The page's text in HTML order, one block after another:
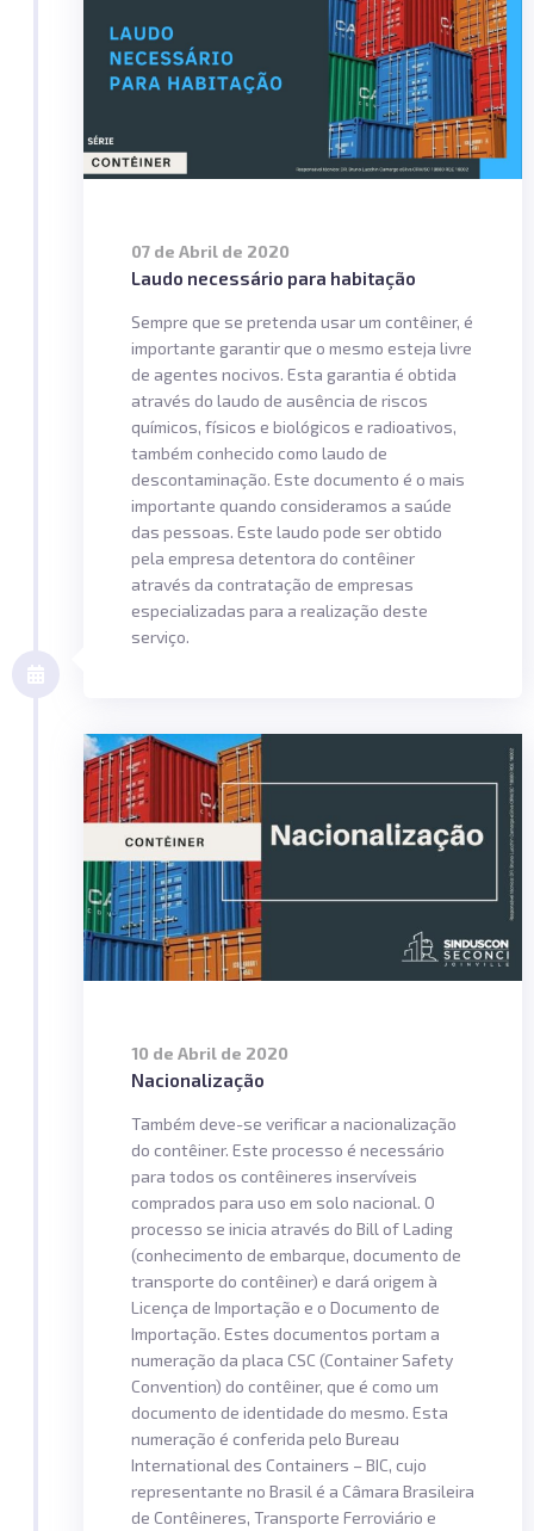
07 de Abril de 2020
Laudo necessário para habitação
Sempre que se pretenda usar um contêiner, é
importante garantir que o mesmo esteja livre
de agentes nocivos. Esta garantia é obtida
através do laudo de ausência de riscos
químicos, físicos e biológicos e radioativos,
também conhecido como laudo de
descontaminação. Este documento é o mais
importante quando consideramos a saúde
das pessoas. Este laudo pode ser obtido
pela empresa detentora do contêiner
através da contratação de empresas
especializadas para a realização deste
serviço.
10 de Abril de 2020
Nacionalização
Também deve-se verificar a nacionalização
do contêiner. Este processo é necessário
para todos os contêineres inservíveis
comprados para uso em solo nacional. O
processo se inicia através do Bill of Lading
(conhecimento de embarque, documento de
transporte do contêiner) e dará origem à
Licença de Importação e o Documento de
Importação. Estes documentos portam a
numeração da placa CSC (Container Safety
Convention) do contêiner, que é como um
documento de identidade do mesmo. Esta
numeração é conferida pelo Bureau
International des Containers – BIC, cujo
representante no Brasil é a Câmara Brasileira
de Contêineres, Transporte Ferroviário e